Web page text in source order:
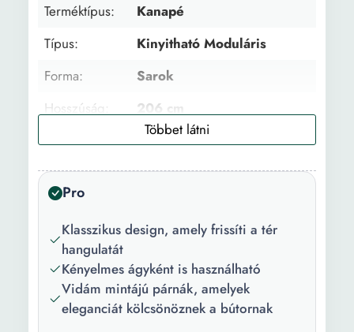
Terméktípus:
Kanapé
Típus:
Kinyitható Moduláris
Forma:
Sarok
Hosszúság:
206 cm
Szélesség:
130 cm
Szín:
Zöld Szürke
Helyek száma:
Főbb
jellemzők:
nyitható Megfordítható
Használat:
Nappali
Kárpít anyag:
Pro
Klasszikus design, amely frissíti a tér
hangulatát
Kényelmes ágyként is használható
Vidám mintájú párnák, amelyek
eleganciát kölcsönöznek a bútornak